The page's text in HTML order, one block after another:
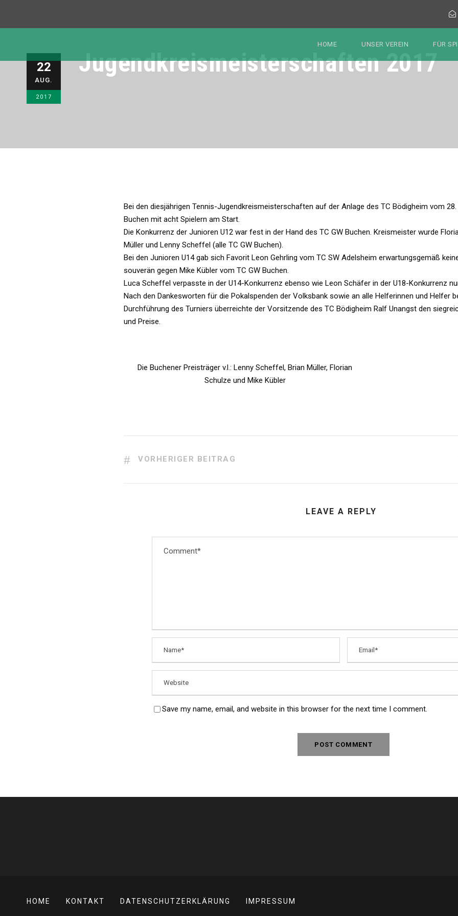
HOME UNSER VEREIN FÜR
22
AUG.
2017
Jugendkreismeisterschaften 2017
Bei den diesjährigen Tennis-Jugendkreismeisterschaften auf der Anlage des TC Bödigheim vom
Buchen mit acht Spielern am Start.
Die Konkurrenz der Junioren U12 war fest in der Hand des TC GW Buchen. Kreismeister wurde
Müller und Lenny Scheffel (alle TC GW Buchen).
Bei den Junioren U14 gab sich Favorit Leon Gehrling vom TC SW Adelsheim erwartungsgemäß
souverän gegen Mike Kübler vom TC GW Buchen.
Luca Scheffel verpasste in der U14-Konkurrenz ebenso wie Leon Schäfer in der U18-Konkurrenz
Nach den Dankesworten für die Pokalspenden der Volksbank sowie an alle Helferinnen und Helfer
Durchführung des Turniers überreichte der Vorsitzende des TC Bödigheim Ralf Unangst den
und Preise.
Die Buchener Preisträger v.l.: Lenny Scheffel, Brian Müller, Florian
Schulze und Mike Kübler
VORHERIGER BEITRAG
LEAVE A REPLY
Save my name, email, and website in this browser for the next time I comment.
HOME KONTAKT DATENSCHUTZERKLÄRUNG IMPRESSUM